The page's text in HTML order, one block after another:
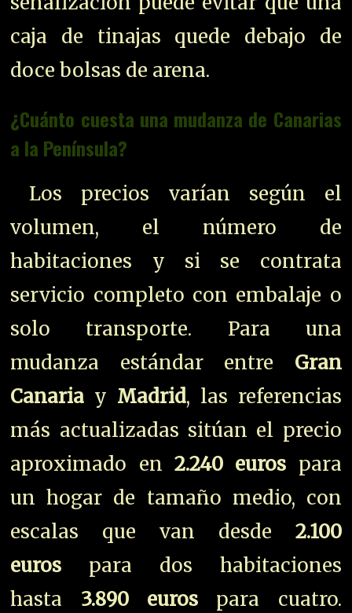
caja de tinajas quede debajo de
doce bolsas de arena.
¿Cuánto cuesta una mudanza de Canarias
a la Península?
Los precios varían según el
volumen, el número de
habitaciones y si se contrata
servicio completo con embalaje o
solo transporte. Para una
mudanza estándar entre Gran
Canaria y Madrid, las referencias
más actualizadas sitúan el precio
aproximado en 2.240 euros para
un hogar de tamaño medio, con
escalas que van desde 2.100
euros para dos habitaciones
hasta 3.890 euros para cuatro.